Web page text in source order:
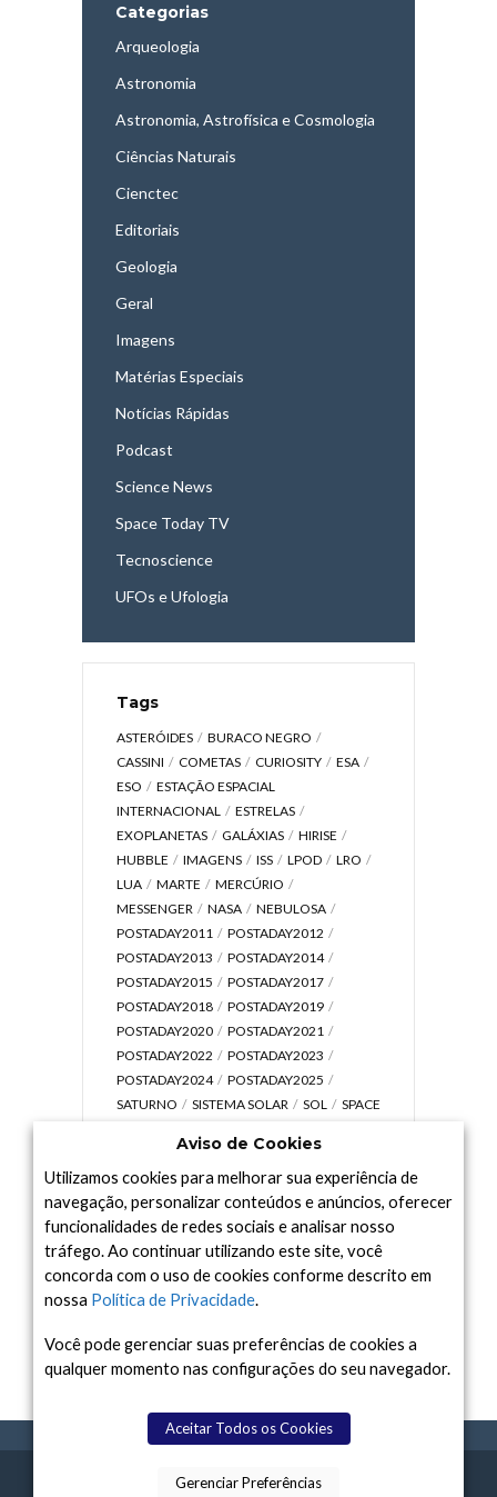
Categorias
Arqueologia
Astronomia
Astronomia, Astrofísica e Cosmologia
Ciências Naturais
Cienctec
Editoriais
Geologia
Geral
Imagens
Matérias Especiais
Notícias Rápidas
Podcast
Science News
Space Today TV
Tecnoscience
UFOs e Ufologia
Tags
ASTERÓIDES
BURACO NEGRO
CASSINI
COMETAS CURIOSITY
ESA
ESO
ESTAÇÃO ESPACIAL
INTERNACIONAL
ESTRELAS
EXOPLANETAS
GALÁXIAS
HIRISE
HUBBLE
IMAGENS ISS LPOD
LRO
LUA
MARTE
MERCÚRIO
MESSENGER
NASA
NEBULOSA
POSTADAY2011
POSTADAY2012
POSTADAY2013
POSTADAY2014
POSTADAY2015
POSTADAY2017
POSTADAY2018
POSTADAY2019
POSTADAY2020
POSTADAY2021
POSTADAY2022
POSTADAY2023
POSTADAY2024
POSTADAY2025
SATURNO
SISTEMA SOLAR SOL
SPACE
UNIVERSO
VÍDEO
Arquivo
Arquivo
TERMOS CONTATO SPACE TODAY
Aviso de Cookies
Utilizamos cookies para melhorar sua experiência de
navegação, personalizar conteúdos e anúncios, oferecer
funcionalidades de redes sociais e analisar nosso
tráfego. Ao continuar utilizando este site, você
concorda com o uso de cookies conforme descrito em
nossa Política de Privacidade.
Você pode gerenciar suas preferências de cookies a
qualquer momento nas configurações do seu navegador.
Aceitar Todos os Cookies
Gerenciar Preferências